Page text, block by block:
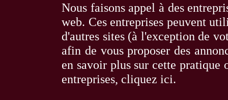
Nous faisons appel à des
web. Ces entreprises peuvent
d'autres sites (à l'exception de
afin de vous proposer des
en savoir plus sur cette pratique
entreprises, cliquez ici.